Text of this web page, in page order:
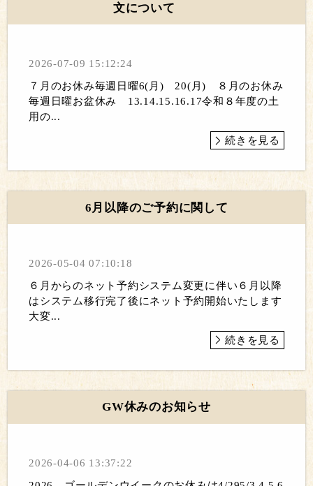
文について
2026-07-09 15:12:24
７月のお休み毎週日曜6(月) 20(月) ８月のお休み
毎週日曜お盆休み 13.14.15.16.17令和８年度の土
用の...
続きを見る
6月以降のご予約に関して
2026-05-04 07:10:18
６月からのネット予約システム変更に伴い６月以降
はシステム移行完了後にネット予約開始いたします
大変...
続きを見る
GW休みのお知らせ
2026-04-06 13:37:22